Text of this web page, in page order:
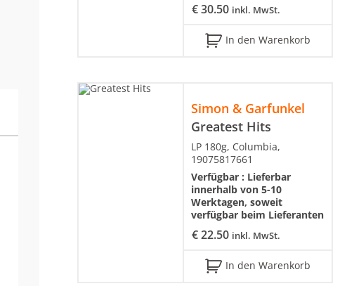
€30.50 inkl. MwSt.
In den Warenkorb
Simon & Garfunkel
Greatest Hits
€22.50 inkl. MwSt.
LP 180g, Columbia,
19075817661
Verfügbar : Lieferbar
innerhalb von 5-10
Werktagen, soweit
verfügbar beim Lieferanten
In den Warenkorb